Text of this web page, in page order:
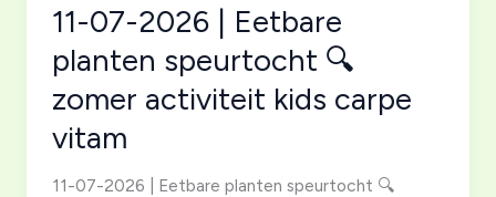
in
Bibliotheek
Hoogeveen
11-07-2026 | Eetbare
planten speurtocht 🔍
zomer activiteit kids carpe
vitam
11-07-2026 | Eetbare planten speurtocht 🔍